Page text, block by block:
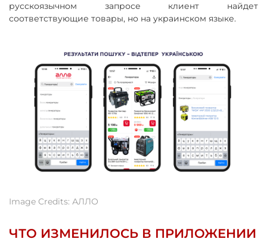
русскоязычном запросе клиент найдет
соответствующие товары, но на украинском языке.
Image Credits: АЛЛО
ЧТО ИЗМЕНИЛОСЬ В ПРИЛОЖЕНИИ